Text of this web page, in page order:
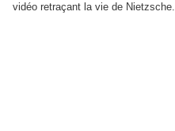
vidéo retraçant la vie de Nietzsche.